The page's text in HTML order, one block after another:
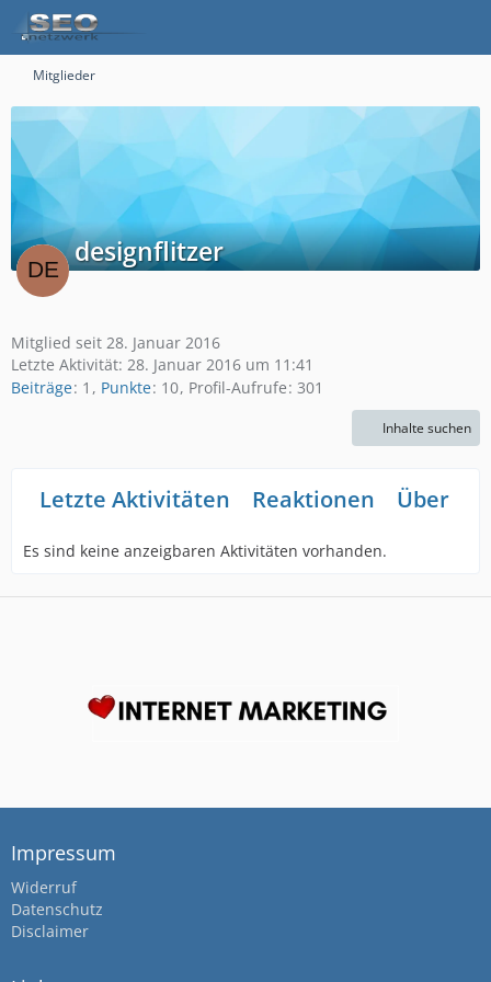
Mitglieder
designflitzer
Mitglied seit 28. Januar 2016
Letzte Aktivität: 28. Januar 2016 um 11:41
Beiträge 1 Punkte 10 Profil-Aufrufe 301
Inhalte suchen
Letzte Aktivitäten Reaktionen Über
Es sind keine anzeigbaren Aktivitäten vorhanden.
Impressum
Widerruf
Datenschutz
Disclaimer